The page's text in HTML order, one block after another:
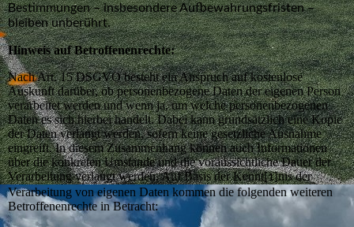
Bestimmungen – insbesondere Aufbewahrungsfristen –
bleiben unberührt.
Hinweis auf Betroffenenrechte:
Nach Art. 15 DSGVO besteht ein Anspruch auf kostenlose
Auskunft darüber, ob personenbezogene Daten der eigenen Person
verarbeitet werden und wenn ja, um welche personenbezogenen
Daten es sich hierbei handelt. Dabei kann grundsätzlich eine Kopie
der Daten verlangt werden, sofern keine gesetzliche Ausnahme
eingreift. In diesem Zusammenhang können auch Informationen
über die konkreten Umstände und die voraussichtliche Dauer der
Verarbeitung verlangt werden. Auf Basis der Kennt[1]nis der
Verarbeitung von eigenen Daten kommen die folgenden weiteren
Betroffenenrechte in Betracht: